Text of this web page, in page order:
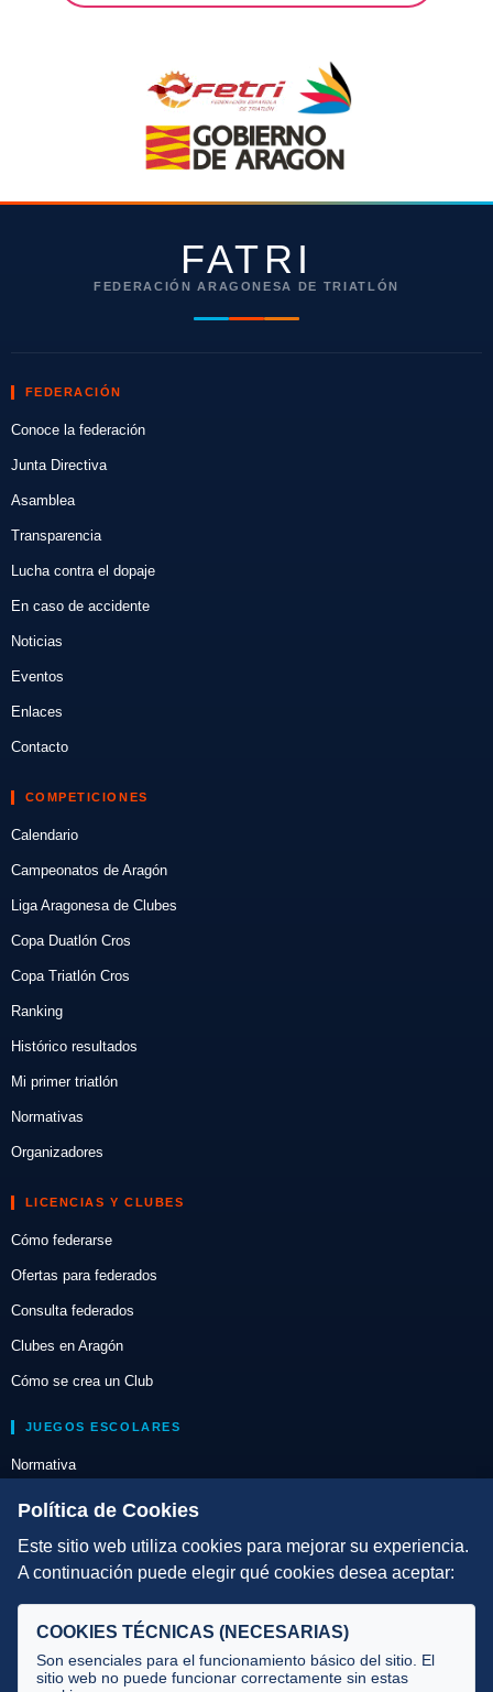
FATRI
FEDERACIÓN ARAGONESA DE TRIATLÓN
FEDERACIÓN
Conoce la federación
Junta Directiva
Asamblea
Transparencia
Lucha contra el dopaje
En caso de accidente
Noticias
Eventos
Enlaces
Contacto
COMPETICIONES
Calendario
Campeonatos de Aragón
Liga Aragonesa de Clubes
Copa Duatlón Cros
Copa Triatlón Cros
Ranking
Histórico resultados
Mi primer triatlón
Normativas
Organizadores
LICENCIAS Y CLUBES
Cómo federarse
Ofertas para federados
Consulta federados
Clubes en Aragón
Cómo se crea un Club
JUEGOS ESCOLARES
Normativa
Escuelas de Triatlón
DIRECCIÓN TÉCNICA
Selecciones
Tecnificación
Política de Cookies
Este sitio web utiliza cookies para mejorar su experiencia.
A continuación puede elegir qué cookies desea aceptar:
COOKIES TÉCNICAS (NECESARIAS)
Son esenciales para el funcionamiento básico del sitio. El
sitio web no puede funcionar correctamente sin estas